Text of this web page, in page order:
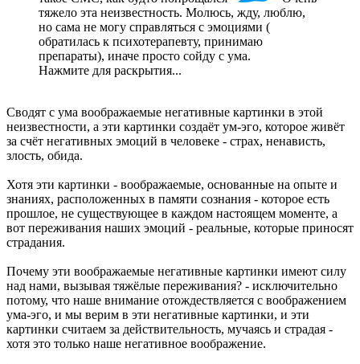
тяжело эта неизвестность. Молюсь, жду, люблю,
но сама не могу справляться с эмоциями (
обратилась к психотерапевту, принимаю
препараты), иначе просто сойду с ума.
Нажмите для раскрытия...
Сводят с ума воображаемые негативные картинки в этой
неизвестности, а эти картинки создаёт ум-эго, которое живёт
за счёт негативных эмоций в человеке - страх, ненависть,
злость, обида.
Хотя эти картинки - воображаемые, основанные на опыте и
знаниях, расположенных в памяти сознания - которое есть
прошлое, не существующее в каждом настоящем моменте, а
вот переживания наших эмоций - реальные, которые приносят
страдания.
Почему эти воображаемые негативные картинки имеют силу
над нами, вызывая тяжёлые переживания? - исключительно
потому, что наше внимание отождествляется с воображением
ума-эго, и мы верим в эти негативные картинки, и эти
картинки считаем за действительность, мучаясь и страдая -
хотя это только наше негативное воображение.